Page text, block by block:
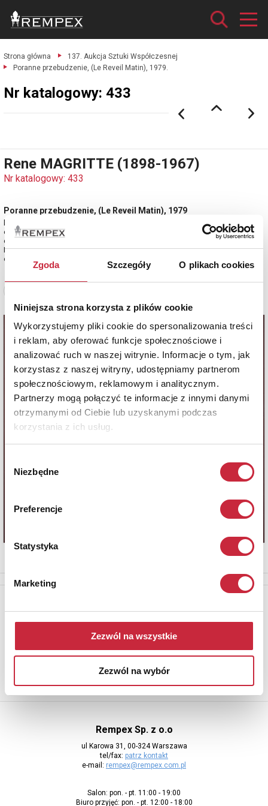
Zgoda Szczegóły O plikach cookies
Niniejsza strona korzysta z plików cookie
Wykorzystujemy pliki cookie do spersonalizowania treści
i reklam, aby oferować funkcje społecznościowe i
analizować ruch w naszej witrynie. Informacje o tym, jak
korzystasz z naszej witryny, udostępniamy partnerom
społecznościowym, reklamowym i analitycznym.
Partnerzy mogą połączyć te informacje z innymi danymi
otrzymanymi od Ciebie lub uzyskanymi podczas
korzystania z ich usług.
zgody
Niezbędne
Preferencje
Statystyka
Marketing
Zezwól na wszystkie
Zezwól na wybór
Strona główna
137. Aukcja Sztuki Współczesnej
Poranne przebudzenie, (Le Reveil Matin), 1979.
Nr katalogowy: 433
Rene MAGRITTE (1898-1967)
Nr katalogowy: 433
Poranne przebudzenie, (Le Reveil Matin), 1979
litografia numerowana na papierze bawełnianym 100%, BFK Rives; 46 x 55
cm (w świetle passe-partout), oprawiona w ramach o wymiarach 64 x 71
cm.
Ekskluzywna i l
estymacja: 3 500 - 4 000 zł
Aby otrzymywać informacje o nowych aukcjach, prosimy podać
adres e-mail
Rempex Sp. z o.o
ul Karowa 31, 00-324 Warszawa
tel/fax: patrz kontakt
e-mail: rempex@rempex.com.pl
Salon: pon. - pt. 11:00 - 19:00
Biuro przyjęć: pon. - pt. 12:00 - 18:00